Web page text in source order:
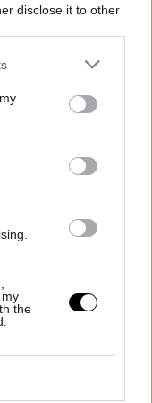
disclose it to other
the
άνετες